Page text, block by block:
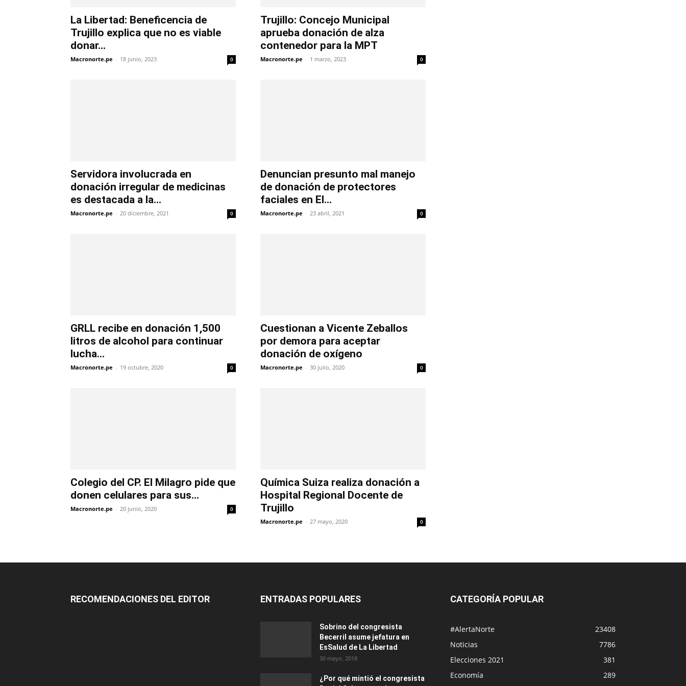
La Libertad: Beneficencia de
Trujillo explica que no es viable
donar...
Macronorte.pe - 18 junio, 2023 0
Trujillo: Concejo Municipal
aprueba donación de alza
contenedor para la MPT
Macronorte.pe - 1 marzo, 2023 0
Servidora involucrada en
donación irregular de medicinas
es destacada a la...
Macronorte.pe - 20 diciembre, 2021 0
Denuncian presunto mal manejo
de donación de protectores
faciales en El...
Macronorte.pe - 23 abril, 2021 0
GRLL recibe en donación 1,500
litros de alcohol para continuar
lucha...
Macronorte.pe - 19 octubre, 2020 0
Cuestionan a Vicente Zeballos
por demora para aceptar
donación de oxígeno
Macronorte.pe - 30 julio, 2020 0
Colegio del CP. El Milagro pide que
donen celulares para sus...
Macronorte.pe - 20 junio, 2020 0
Química Suiza realiza donación a
Hospital Regional Docente de
Trujillo
Macronorte.pe - 27 mayo, 2020 0
RECOMENDACIONES DEL EDITOR ENTRADAS POPULARES
Sobrino del congresista
Becerril asume jefatura en
EsSalud de La Libertad
30 mayo, 2018
¿Por qué mintió el congresista
CATEGORÍA POPULAR
#AlertaNorte
23408
Noticias
7786
Elecciones 2021
381
Economía
289